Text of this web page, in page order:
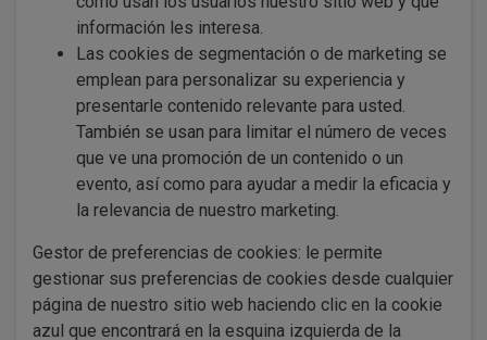
información les interesa.
Las cookies de segmentación o de marketing se
emplean para personalizar su experiencia y
presentarle contenido relevante para usted.
También se usan para limitar el número de veces
que ve una promoción de un contenido o un
evento, así como para ayudar a medir la eficacia y
la relevancia de nuestro marketing.
Gestor de preferencias de cookies: le permite
gestionar sus preferencias de cookies desde cualquier
página de nuestro sitio web haciendo clic en la cookie
azul que encontrará en la esquina izquierda de la